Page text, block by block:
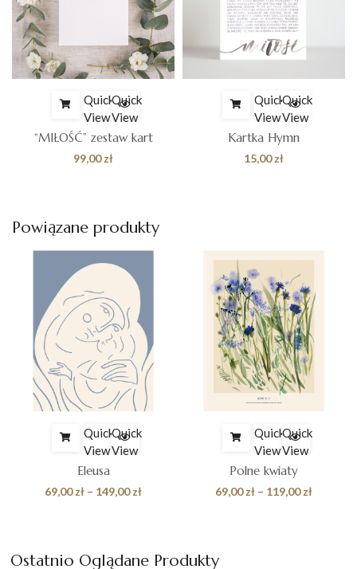
Quick
View
Quick
View
“MIŁOŚĆ” zestaw kart
99,00zł
Quick
View
Quick
View
Kartka Hymn
15,00zł
Powiązane produkty
Quick
View
Quick
View
Eleusa
69,00zł – 149,00złZakres
do
Quick
View
Quick
View
Polne kwiaty
69,00zł – 119,00złZakres
Ostatnio Oglądane Produkty